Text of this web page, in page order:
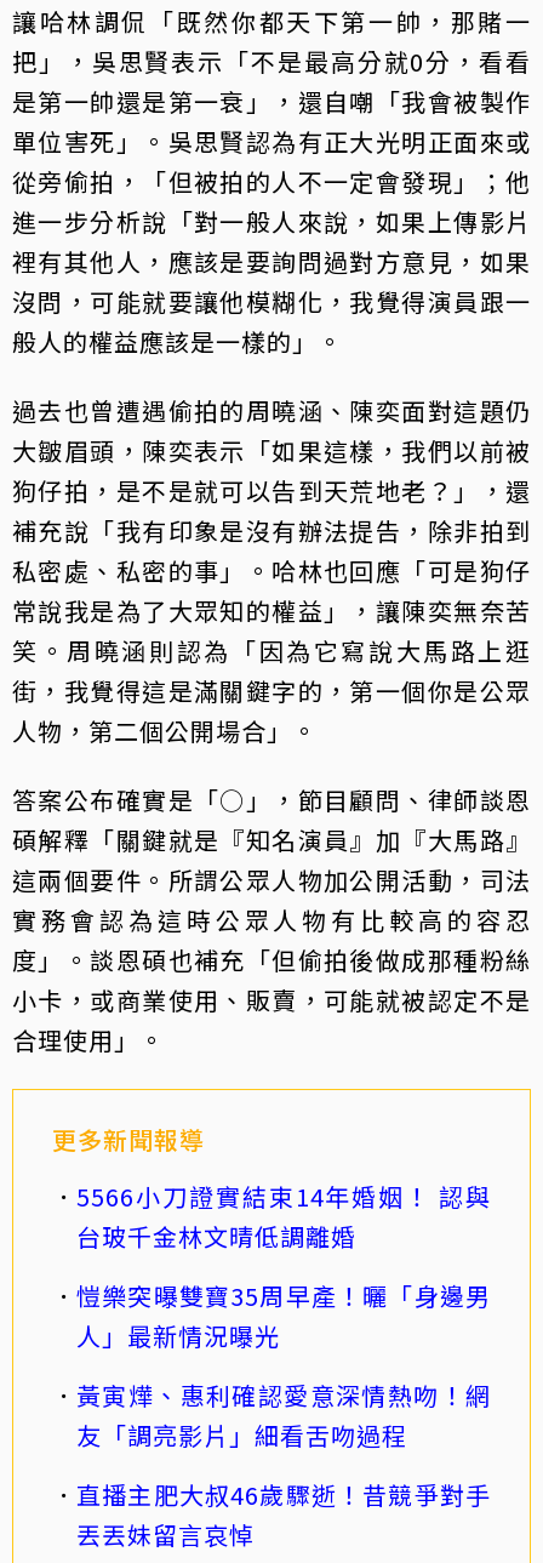
讓哈林調侃「既然你都天下第一帥，那賭一
把」，吳思賢表示「不是最高分就0分，看看
是第一帥還是第一衰」，還自嘲「我會被製作
單位害死」。吳思賢認為有正大光明正面來或
從旁偷拍，「但被拍的人不一定會發現」；他
進一步分析說「對一般人來說，如果上傳影片
裡有其他人，應該是要詢問過對方意見，如果
沒問，可能就要讓他模糊化，我覺得演員跟一
般人的權益應該是一樣的」。
過去也曾遭遇偷拍的周曉涵、陳奕面對這題仍
大皺眉頭，陳奕表示「如果這樣，我們以前被
狗仔拍，是不是就可以告到天荒地老？」，還
補充說「我有印象是沒有辦法提告，除非拍到
私密處、私密的事」。哈林也回應「可是狗仔
常說我是為了大眾知的權益」，讓陳奕無奈苦
笑。周曉涵則認為「因為它寫說大馬路上逛
街，我覺得這是滿關鍵字的，第一個你是公眾
人物，第二個公開場合」。
答案公布確實是「○」，節目顧問、律師談恩
碩解釋「關鍵就是『知名演員』加『大馬路』
這兩個要件。所謂公眾人物加公開活動，司法
實務會認為這時公眾人物有比較高的容忍
度」。談恩碩也補充「但偷拍後做成那種粉絲
小卡，或商業使用、販賣，可能就被認定不是
合理使用」。
更多新聞報導
5566小刀證實結束14年婚姻！ 認與
台玻千金林文晴低調離婚
愷樂突曝雙寶35周早產！曬「身邊男
人」最新情況曝光
黃寅燁、惠利確認愛意深情熱吻！網
友「調亮影片」細看舌吻過程
直播主肥大叔46歲驟逝！昔競爭對手
丟丟妹留言哀悼